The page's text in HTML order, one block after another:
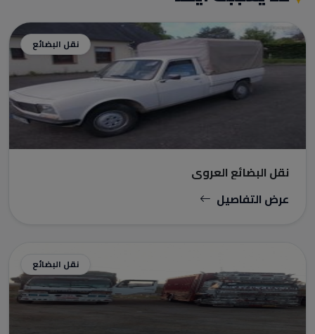
نقل البضائع
نقل البضائع العروي
عرض التفاصيل
نقل البضائع